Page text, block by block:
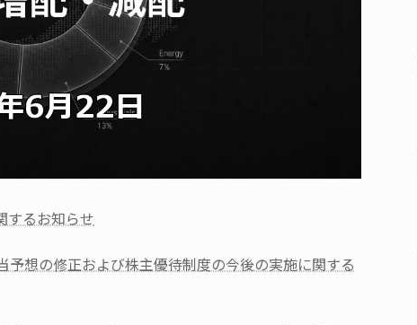
するお知らせ
予想の修正および株主優待制度の今後の実施に関する